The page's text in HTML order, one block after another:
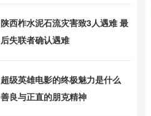
陕西柞水泥石流灾害致3人遇难 最
后失联者确认遇难
超级英雄电影的终极魅力是什么
善良与正直的朋克精神